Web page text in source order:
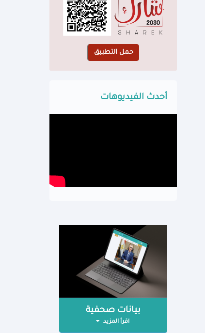
أحدث الفيديوهات
بيانات صحفية
اقرأ المزيد